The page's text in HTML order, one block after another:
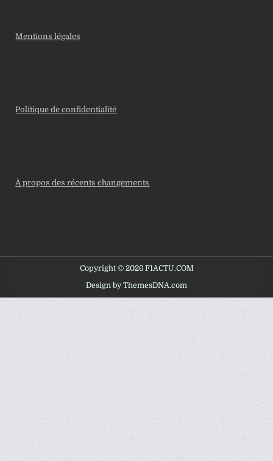
Mentions légales
Politique de confidentialité
À propos des récents changements
Copyright © 2026 F1ACTU.COM
Design by ThemesDNA.com